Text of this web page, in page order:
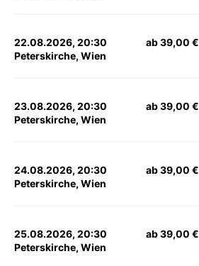
22.08.2026, 20:30
Peterskirche, Wien
ab 39,00 €
23.08.2026, 20:30
Peterskirche, Wien
ab 39,00 €
24.08.2026, 20:30
Peterskirche, Wien
ab 39,00 €
25.08.2026, 20:30
Peterskirche, Wien
ab 39,00 €